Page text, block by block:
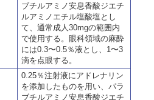
ブチルアミノ安息香酸ジエチ
ルアミノエチル塩酸塩とし
て、通常成人30mgの範囲内
で使用する。眼科領域の麻酔
には0.3〜0.5％液とし、1〜3
滴を点眼する。
0.25％注射液にアドレナリン
を添加したものを用い、パラ
ブチルアミノ安息香酸ジエチ